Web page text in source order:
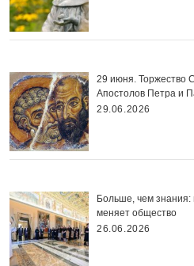
29 июня. Торжество
Апостолов Петра и
29.06.2026
Больше, чем знания:
меняет общество
26.06.2026